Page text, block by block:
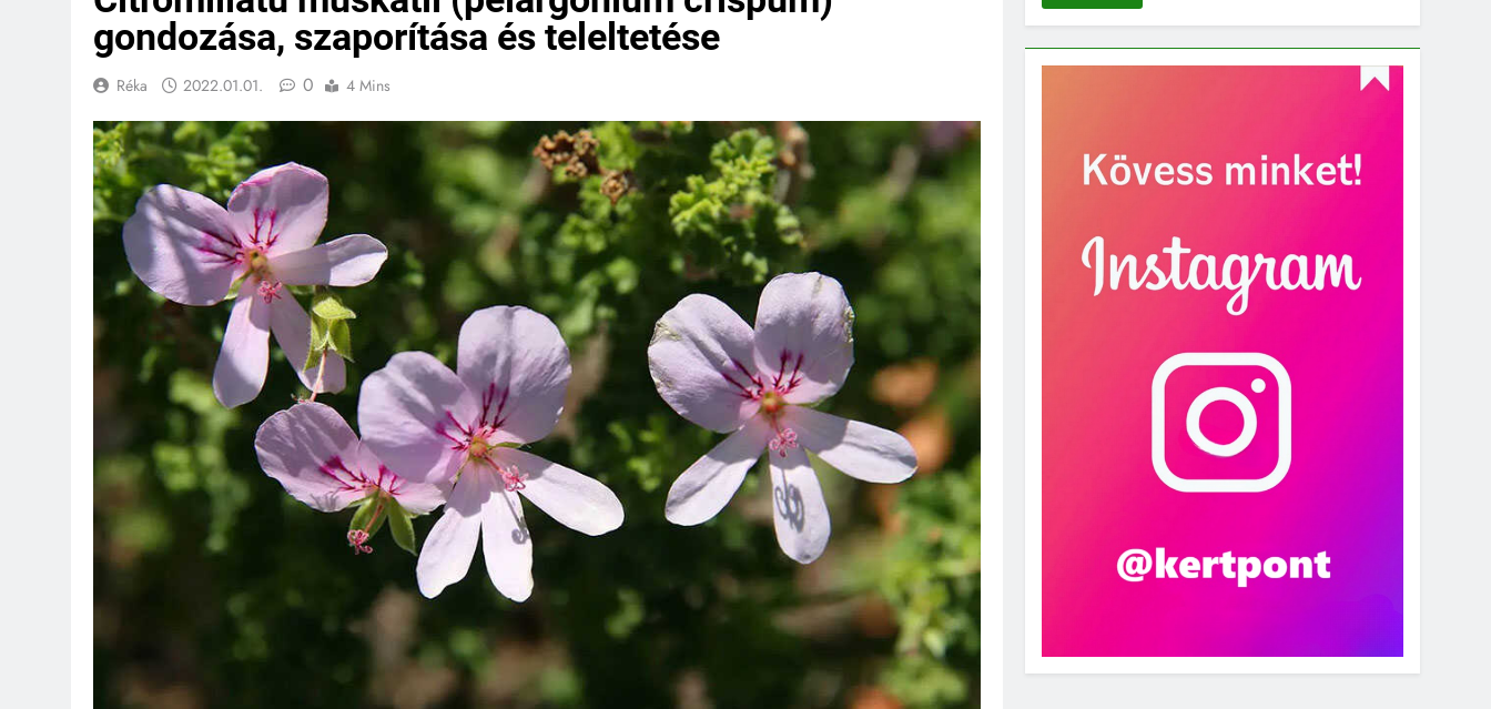
gondozása, szaporítása és teleltetése
Réka 2022.01.01. 0 4 Mins